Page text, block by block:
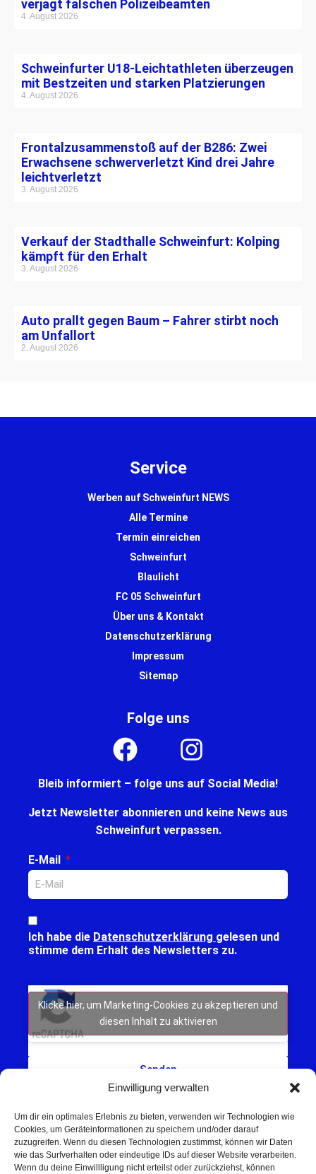
Einwilligung verwalten
Um dir ein optimales Erlebnis zu bieten, verwenden wir Technologien wie
Cookies, um Geräteinformationen zu speichern und/oder darauf
zuzugreifen. Wenn du diesen Technologien zustimmst, können wir Daten
wie das Surfverhalten oder eindeutige IDs auf dieser Website verarbeiten.
Wenn du deine Einwillligung nicht erteilst oder zurückziehst, können
verjagt falschen Polizeibeamten
4. August 2026
Schweinfurter U18-Leichtathleten überzeugen
mit Bestzeiten und starken Platzierungen
4. August 2026
Frontalzusammenstoß auf der B286: Zwei
Erwachsene schwerverletzt Kind drei Jahre
leichtverletzt
3. August 2026
Verkauf der Stadthalle Schweinfurt: Kolping
kämpft für den Erhalt
3. August 2026
Auto prallt gegen Baum – Fahrer stirbt noch
am Unfallort
2. August 2026
Service
Werben auf Schweinfurt NEWS
Alle Termine
Termin einreichen
Schweinfurt
Blaulicht
FC 05 Schweinfurt
Über uns & Kontakt
Datenschutzerklärung
Impressum
Sitemap
Folge uns
Bleib informiert – folge uns auf Social Media!
Jetzt Newsletter abonnieren und keine News aus
Schweinfurt verpassen.
E-Mail
Ich habe die Datenschutzerklärung gelesen und
stimme dem Erhalt des Newsletters zu.
Klicke hier, um Marketing-Cookies zu akzeptieren und
diesen Inhalt zu aktivieren
Senden